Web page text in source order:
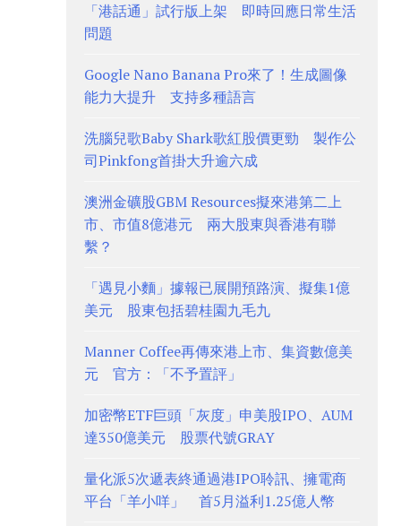
「港話通」試行版上架 即時回應日常生活
問題
Google Nano Banana Pro來了！生成圖像
能力大提升 支持多種語言
洗腦兒歌Baby Shark歌紅股價更勁 製作公
司Pinkfong首掛大升逾六成
澳洲金礦股GBM Resources擬來港第二上
市、市值8億港元 兩大股東與香港有聯
繫？
「遇見小麵」據報已展開預路演、擬集1億
美元 股東包括碧桂園九毛九
Manner Coffee再傳來港上市、集資數億美
元 官方：「不予置評」
加密幣ETF巨頭「灰度」申美股IPO、AUM
達350億美元 股票代號GRAY
量化派5次遞表終通過港IPO聆訊、擁電商
平台「羊小咩」 首5月溢利1.25億人幣